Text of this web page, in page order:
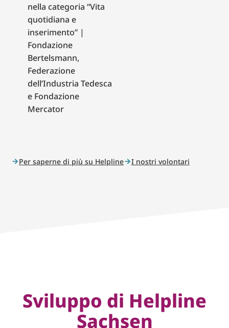
nella categoria “Vita
quotidiana e
inserimento” |
Fondazione
Bertelsmann,
Federazione
dell’Industria Tedesca
e Fondazione
Mercator
Per saperne di più su Helpline I nostri volontari
Sviluppo di Helpline
Sachsen